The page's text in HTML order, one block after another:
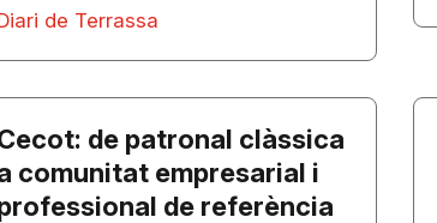
de Terrassa
de patronal clàssica
comunitat empresarial i
de referència